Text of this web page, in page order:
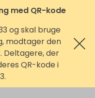
med QR-kode
og skal bruge
modtager den
Deltagere, der
QR-kode i